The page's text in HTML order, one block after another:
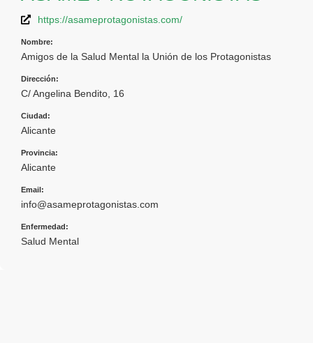
https://asameprotagonistas.com/
Nombre:
Amigos de la Salud Mental la Unión de los Protagonistas
Dirección:
C/ Angelina Bendito, 16
Ciudad:
Alicante
Provincia:
Alicante
Email:
info@asameprotagonistas.com
Enfermedad:
Salud Mental